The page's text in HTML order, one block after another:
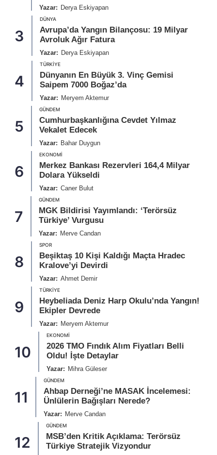
Yazar: Derya Eskiyapan
3
DÜNYA
Avrupa’da Yangın Bilançosu: 19 Milyar
Avroluk Ağır Fatura
Yazar: Derya Eskiyapan
4
TÜRKIYE
Dünyanın En Büyük 3. Vinç Gemisi
Saipem 7000 Boğaz’da
Yazar: Meryem Aktemur
5
GÜNDEM
Cumhurbaşkanlığına Cevdet Yılmaz
Vekalet Edecek
Yazar: Bahar Duygun
6
EKONOMI
Merkez Bankası Rezervleri 164,4 Milyar
Dolara Yükseldi
Yazar: Caner Bulut
7
GÜNDEM
MGK Bildirisi Yayımlandı: ‘Terörsüz
Türkiye’ Vurgusu
Yazar: Merve Candan
8
SPOR
Beşiktaş 10 Kişi Kaldığı Maçta Hradec
Kralove’yi Devirdi
Yazar: Ahmet Demir
9
TÜRKIYE
Heybeliada Deniz Harp Okulu’nda Yangın!
Ekipler Devrede
Yazar: Meryem Aktemur
10
EKONOMI
2026 TMO Fındık Alım Fiyatları Belli
Oldu! İşte Detaylar
Yazar: Mihra Güleser
11
GÜNDEM
Ahbap Derneği’ne MASAK İncelemesi:
Ünlülerin Bağışları Nerede?
Yazar: Merve Candan
12
GÜNDEM
MSB’den Kritik Açıklama: Terörsüz
Türkiye Stratejik Vizyondur